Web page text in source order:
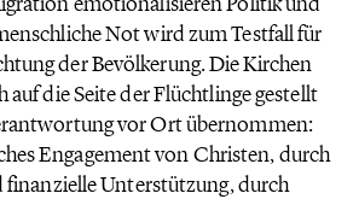
Not wird zum Testfall für
der Bevölkerung. Die Kirchen
auf die Seite der Flüchtlinge gestellt
vor Ort übernommen:
Engagement von Christen, durch
Unterstützung, durch